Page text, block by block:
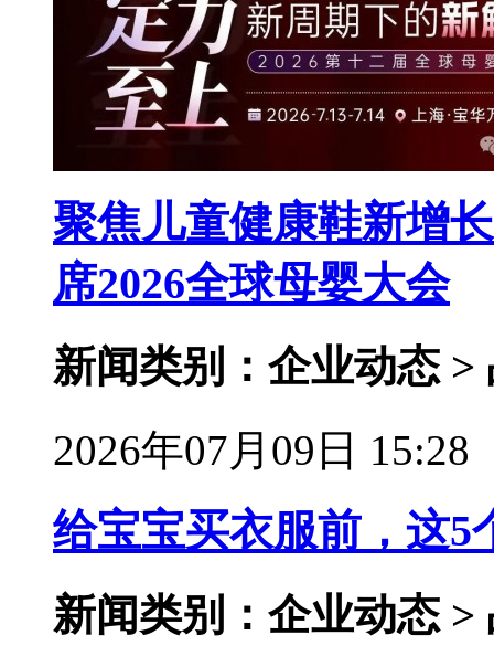
聚焦儿童健康鞋新增
席2026全球母婴大会
新闻类别：企业动态 >
2026年07月09日 15:28
给宝宝买衣服前，这5
新闻类别：企业动态 >